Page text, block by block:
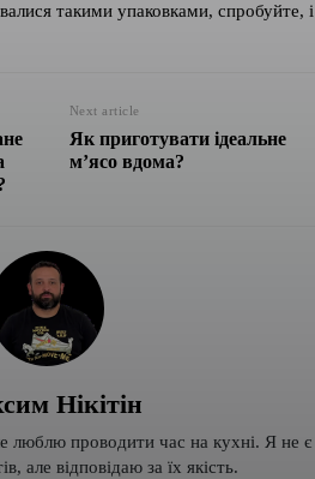
такими упаковками, спробуйте, і
Next article
Як приготувати ідеальне
м’ясо вдома?
Нікітін
люблю проводити час на кухні. Я не є
але відповідаю за їх якість.